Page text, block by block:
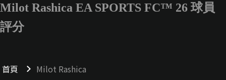
請輸入至少 3 個字元或數字
Milot Rashica EA SPORTS FC™ 26 球員
評分
首頁 Milot Rashica